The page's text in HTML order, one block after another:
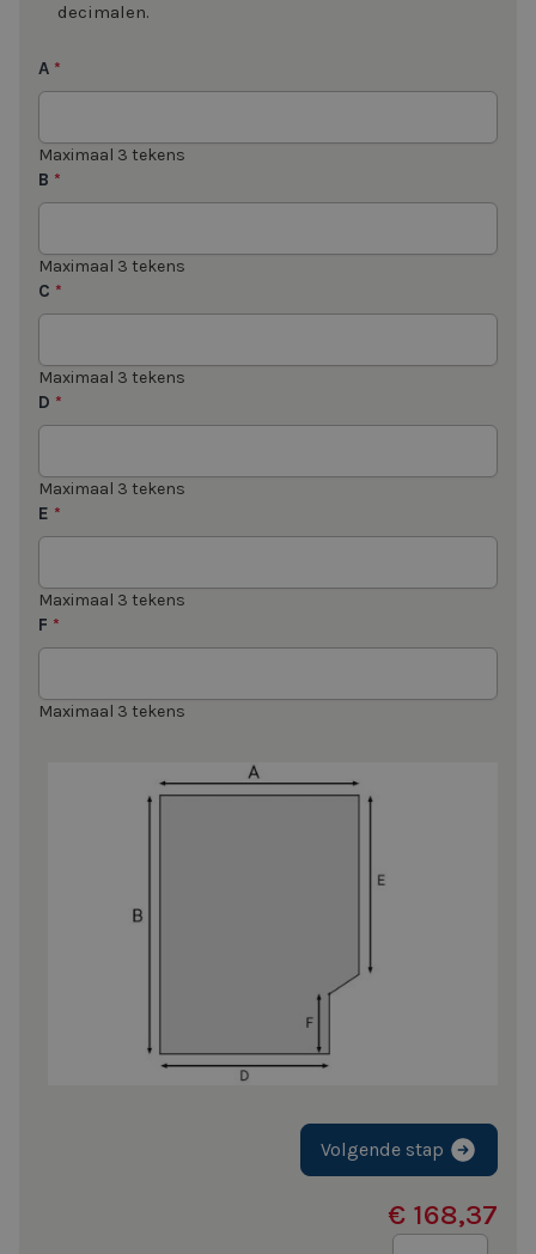
decimalen.
A *
Maximaal 3 tekens
B *
Maximaal 3 tekens
C *
Maximaal 3 tekens
D *
Maximaal 3 tekens
E *
Maximaal 3 tekens
F *
Maximaal 3 tekens
Volgende stap
€ 168,37